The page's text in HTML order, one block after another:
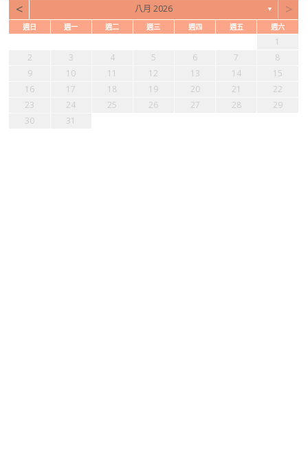
< 八月 2026 ▼ >
週日 週一 週二 週三 週四 週五 週六
1
2
3 4 5 6 7
8
9
10 11 12 13 14
15
16
17 18 19 20 21
22
23
24 25 26 27 28
29
30
31